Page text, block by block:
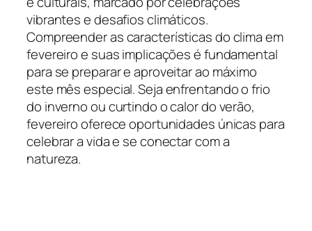
vibrantes e desafios climáticos.
Compreender as características do clima em
fevereiro e suas implicações é fundamental
para se preparar e aproveitar ao máximo
este mês especial. Seja enfrentando o frio
do inverno ou curtindo o calor do verão,
fevereiro oferece oportunidades únicas para
celebrar a vida e se conectar com a
natureza.